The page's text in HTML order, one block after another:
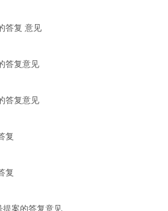
答复 意见
答复意见
答复意见
复
复
提案的答复意见